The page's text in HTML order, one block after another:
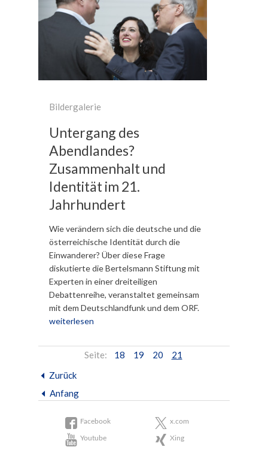
Bildergalerie
Untergang des
Abendlandes?
Zusammenhalt und
Identität im 21.
Jahrhundert
Wie verändern sich die deutsche und die
österreichische Identität durch die
Einwanderer? Über diese Frage
diskutierte die Bertelsmann Stiftung mit
Experten in einer dreiteiligen
Debattenreihe, veranstaltet gemeinsam
mit dem Deutschlandfunk und dem ORF.
weiterlesen
TODO::Unterseiten
Anfang
Zurück
Seite: Seite:
18 Seite:
19 Seite:
20 Seite:
21
Facebook x.com
Youtube Xing